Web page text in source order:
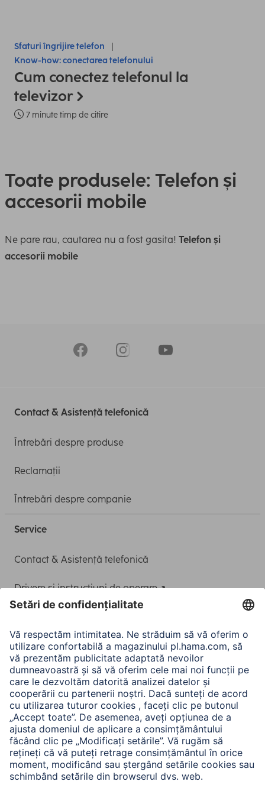
Sfaturi îngrijire telefon
Know-how: conectarea telefonului
Cum conectez telefonul la
televizor
7 minute timp de citire
Toate produsele: Telefon și
accesorii mobile
Ne pare rau, cautarea nu a fost gasita! Telefon și
accesorii mobile
Contact & Asistență telefonică
Întrebări despre produse
Reclamații
Întrebări despre companie
Service
Contact & Asistență telefonică
Drivere și instrucțiuni de operare
A.N.P.C.
A.N.P.C. SAL
Companie
Istoria companiei
Hama Mondial